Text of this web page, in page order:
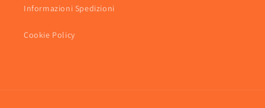
Informazioni Spedizioni
Cookie Policy